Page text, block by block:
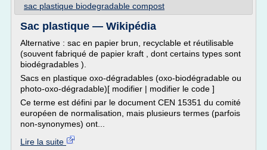
sac plastique biodegradable compost
Sac plastique — Wikipédia
Alternative : sac en papier brun, recyclable et réutilisable
(souvent fabriqué de papier kraft , dont certains types sont
biodégradables ).
Sacs en plastique oxo-dégradables (oxo-biodégradable ou
photo-oxo-dégradable)[ modifier | modifier le code ]
Ce terme est défini par le document CEN 15351 du comité
européen de normalisation, mais plusieurs termes (parfois
non-synonymes) ont...
Lire la suite